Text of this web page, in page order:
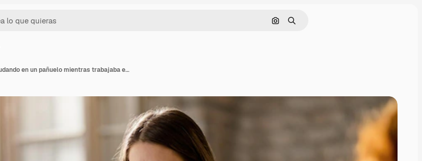
Buscar por imagen
Buscar
Joven empresaria enferma estornudando en un pañuelo mientras trabajaba en la oficina